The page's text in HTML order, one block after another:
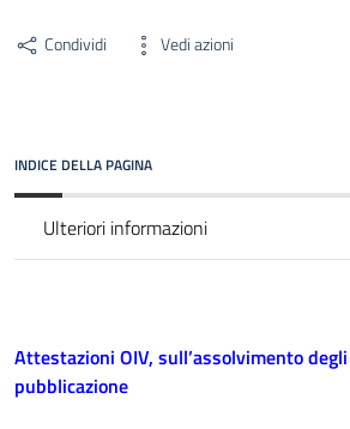
Condividi Vedi azioni
INDICE DELLA PAGINA
Ulteriori informazioni
Attestazioni OIV, sull’assolvimento
pubblicazione